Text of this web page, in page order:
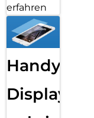
erfahren
Handy
Displayfolie